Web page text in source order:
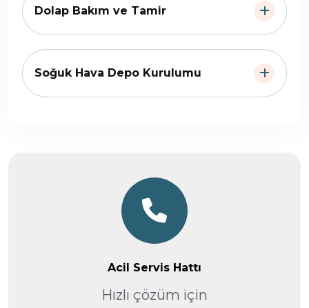
Dolap Bakım ve Tamir
Soğuk Hava Depo Kurulumu
Acil Servis Hattı
Hızlı çözüm için